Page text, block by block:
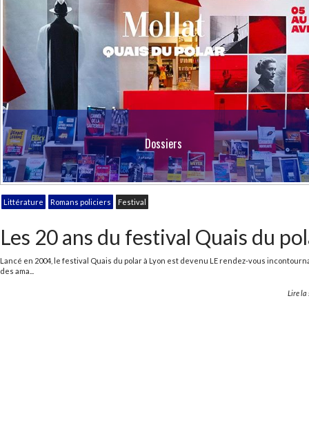
Dossiers
Littérature Romans policiers Festival
Les 20 ans du festival Quais du
Lancé en 2004, le festival Quais du polar à Lyon est devenu LE rendez-vous
des ama...
Lire la